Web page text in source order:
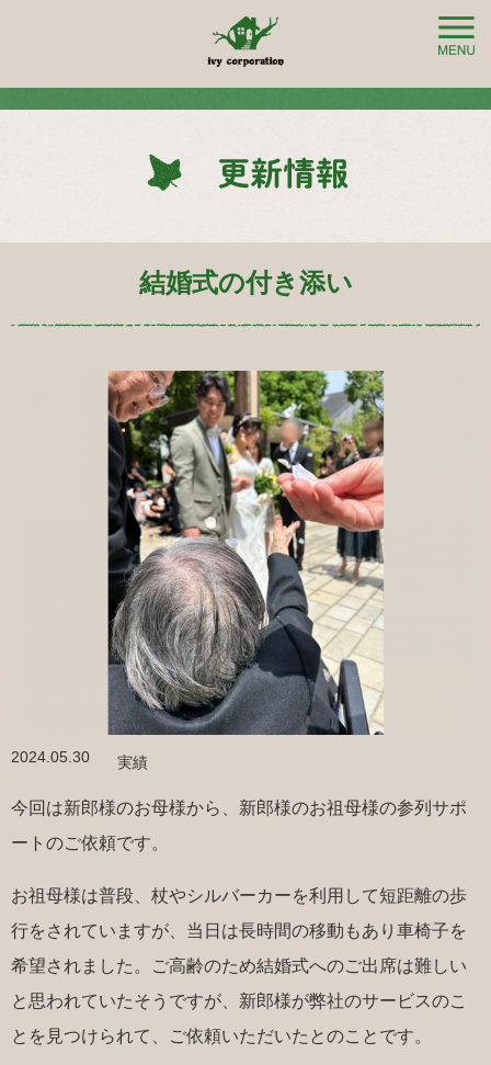
結婚式の付き添い
2024.05.30 実績
今回は新郎様のお母様から、新郎様のお祖母様の参列サポ
ートのご依頼です。
お祖母様は普段、杖やシルバーカーを利⽤して短距離の歩
行をされていますが、当日は長時間の移動もあり車椅子を
希望されました。ご⾼齢のため結婚式へのご出席は難しい
と思われていたそうですが、新郎様が弊社のサービスのこ
とを見つけられて、ご依頼いただいたとのことです。